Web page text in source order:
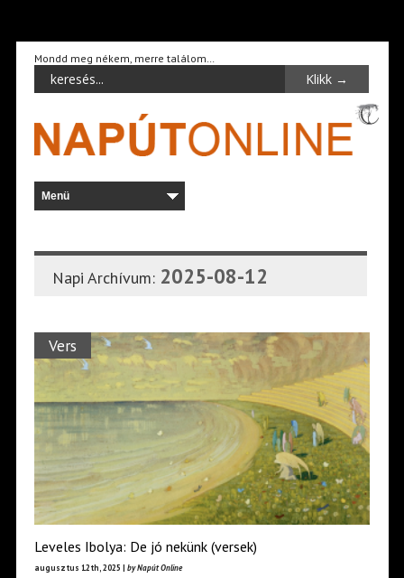
Mondd meg nékem, merre találom…
Napi Archívum: 2025-08-12
Vers
Leveles Ibolya: De jó nekünk (versek)
augusztus 12th, 2025 | by Napút Online